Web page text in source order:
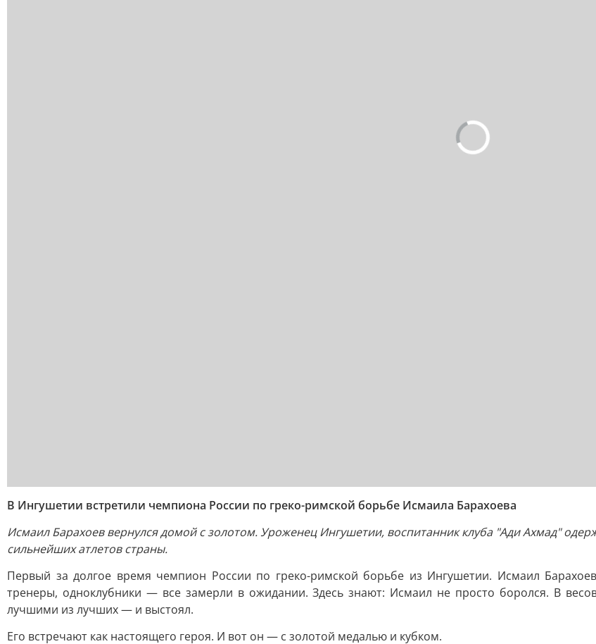
В Ингушетии встретили чемпиона России по греко-римской борьбе Исмаила Барахоева
Исмаил Барахоев вернулся домой с золотом. Уроженец Ингушетии, воспитанник клуба "Ади Ахмад"
сильнейших атлетов страны.
Первый за долгое время чемпион России по греко-римской борьбе из Ингушетии. Исмаил
тренеры, одноклубники — все замерли в ожидании. Здесь знают: Исмаил не просто боролся. В
лучшими из лучших — и выстоял.
Его встречают как настоящего героя. И вот он — с золотой медалью и кубком.